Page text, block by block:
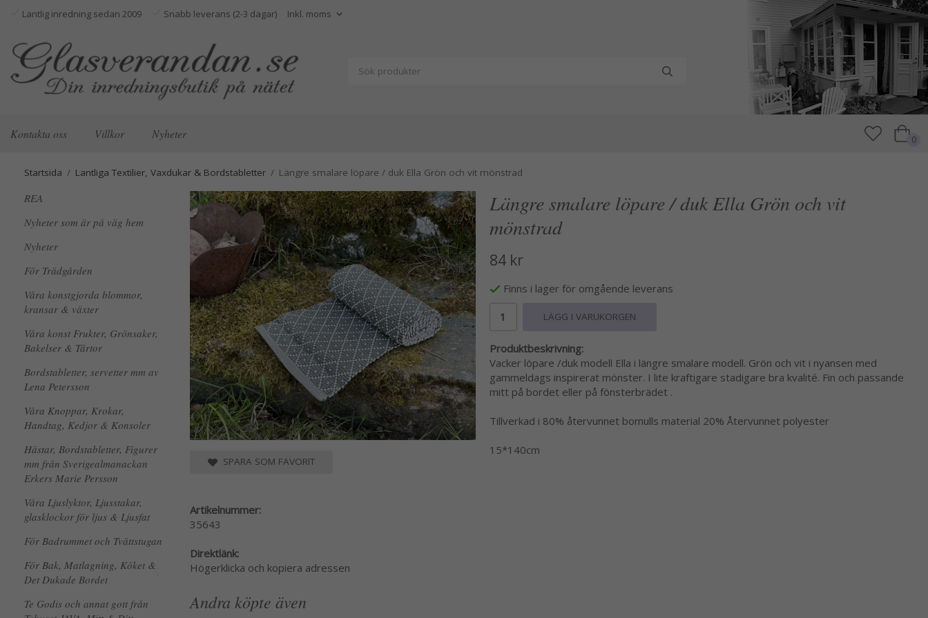
Lantlig inredning sedan 2009 Snabb leverans (2-3 dagar)
Kontakta oss Villkor Nyheter 0
Startsida / Lantliga Textilier, Vaxdukar & Bordstabletter / Längre smalare löpare / duk Ella Grön och vit mönstrad
REA
Nyheter som är på väg hem
Nyheter
För Trädgården
Våra konstgjorda blommor,
kransar & växter
Våra konst Frukter, Grönsaker,
Bakelser & Tårtor
Bordstabletter, servetter mm av
Lena Petersson
Våra Knoppar, Krokar,
Handtag, Kedjor & Konsoler
Hästar, Bordstabletter, Figurer
mm från Sverigealmanackan
Erkers Marie Persson
Våra Ljuslyktor, Ljusstakar,
glasklockor för ljus & Ljusfat
För Badrummet och Tvättstugan
För Bak, Matlagning, Köket &
Det Dukade Bordet
Te Godis och annat gott från
Längre smalare löpare / duk Ella Grön och vit
mönstrad
84 kr
Finns i lager för omgående leverans
LÄGG I VARUKORGEN
Produktbeskrivning:
Vacker löpare /duk modell Ella i längre smalare modell. Grön och vit i nyansen med
gammeldags inspirerat mönster. I lite kraftigare stadigare bra kvalité. Fin och passande
mitt på bordet eller på fönsterbrädet .
Tillverkad i 80% återvunnet bomulls material 20% Återvunnet polyester
15*140cm
SPARA SOM FAVORIT
Artikelnummer:
35643
Direktlänk:
Högerklicka och kopiera adressen
Andra köpte även